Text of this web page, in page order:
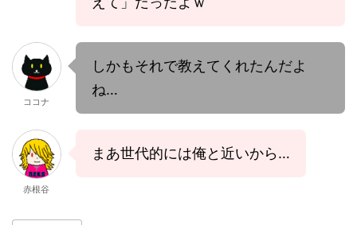
ココナ
しかもそれで教えてくれたんだよ
ね…
赤根谷
まあ世代的には俺と近いから…